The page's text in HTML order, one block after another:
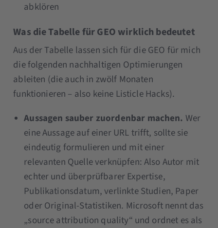
abklören
Was die Tabelle für GEO wirklich bedeutet
Aus der Tabelle lassen sich für die GEO für mich
die folgenden nachhaltigen Optimierungen
ableiten (die auch in zwölf Monaten
funktionieren – also keine Listicle Hacks).
Aussagen sauber zuordenbar machen. Wer
eine Aussage auf einer URL trifft, sollte sie
eindeutig formulieren und mit einer
relevanten Quelle verknüpfen: Also Autor mit
echter und überprüfbarer Expertise,
Publikationsdatum, verlinkte Studien, Paper
oder Original-Statistiken. Microsoft nennt das
„source attribution quality“ und ordnet es als